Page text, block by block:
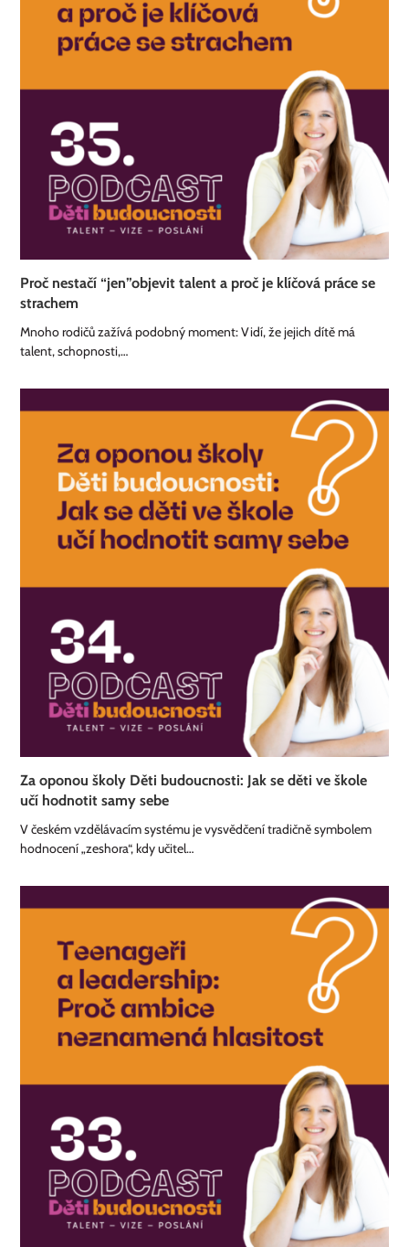
Proč nestačí “jen”objevit talent a proč je klíčová práce se
strachem
Mnoho rodičů zažívá podobný moment: Vidí, že jejich dítě má
talent, schopnosti,…
Za oponou školy Děti budoucnosti: Jak se děti ve škole
učí hodnotit samy sebe
V českém vzdělávacím systému je vysvědčení tradičně symbolem
hodnocení „zeshora“, kdy učitel…